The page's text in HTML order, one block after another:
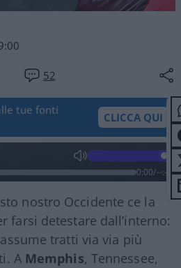
52
tue fonti
CLICCA QUI
0:00/--:--
nostro Occidente ce la
farsi detestare dall’interno:
assume tratti via via più
A Memphis, Tennessee,